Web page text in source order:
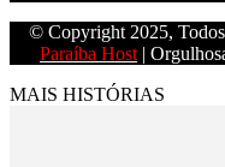
© Copyright 2025,
Paraíba Host |
MAIS HISTÓRIAS